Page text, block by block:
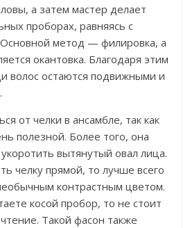
а затем мастер делает
проборах, равняясь с
метод — филировка, а
окантовка. Благодаря этим
волос остаются подвижными и
от челки в ансамбле, так как
полезной. Более того, она
вытянутый овал лица.
челку прямой, то лучше всего
контрастным цветом.
косой пробор, то не стоит
Такой фасон также